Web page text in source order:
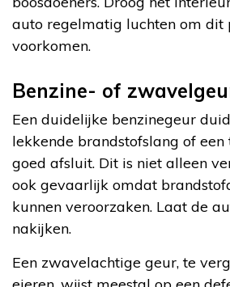
auto regelmatig luchten om dit
voorkomen.
Benzine- of
Een duidelijke benzinegeur
lekkende brandstofslang of
goed afsluit. Dit is niet alleen
ook gevaarlijk omdat
kunnen veroorzaken. Laat de
nakijken.
Een zwavelachtige geur, te